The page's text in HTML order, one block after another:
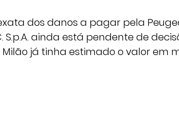
dos danos a pagar pela
S.p.A. ainda está pendente de
Milão já tinha estimado o valor em